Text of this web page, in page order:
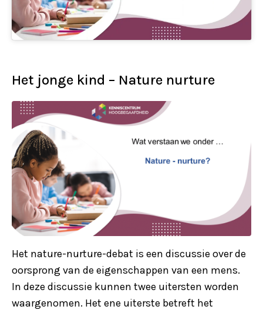
Het jonge kind – Nature nurture
Het nature-nurture-debat is een discussie over de
oorsprong van de eigenschappen van een mens.
In deze discussie kunnen twee uitersten worden
waargenomen. Het ene uiterste betreft het